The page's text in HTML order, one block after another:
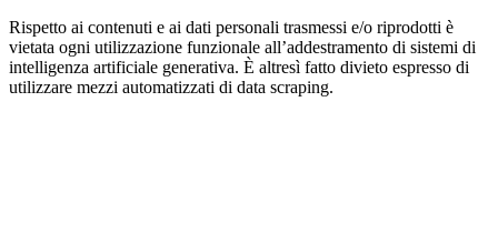
Rispetto ai contenuti e ai dati personali trasmessi e/o riprodotti è
vietata ogni utilizzazione funzionale all’addestramento di sistemi di
intelligenza artificiale generativa. È altresì fatto divieto espresso di
utilizzare mezzi automatizzati di data scraping.